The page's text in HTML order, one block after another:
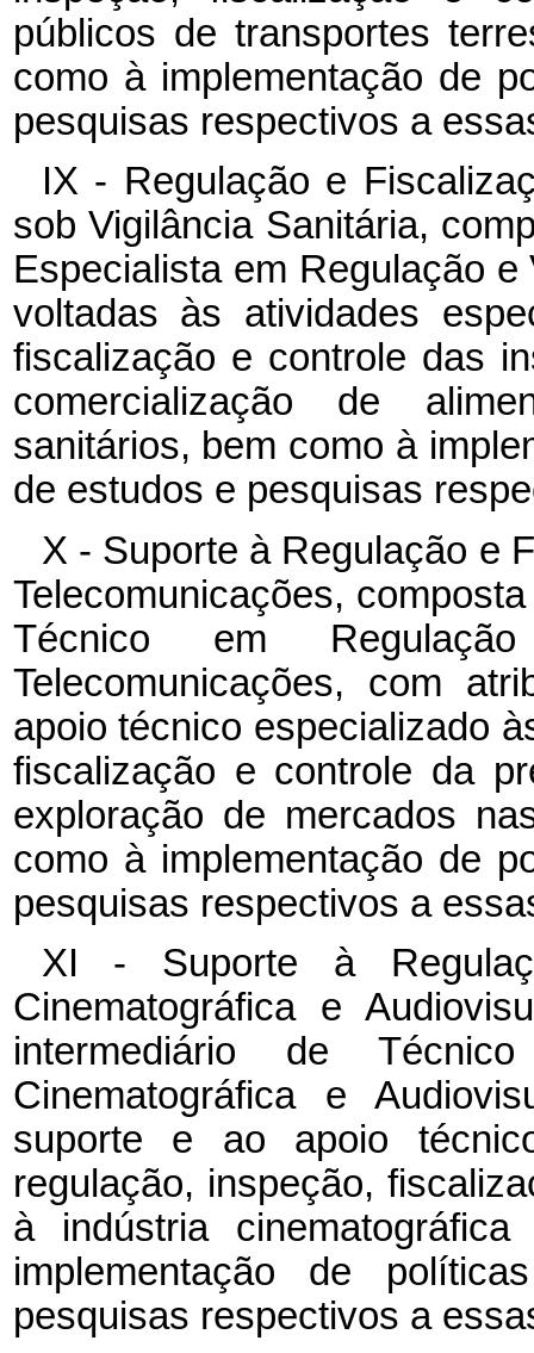
públicos de transportes
como à implementação de
pesquisas respectivos a
IX - Regulação e
sob Vigilância Sanitária,
Especialista em Regulação
voltadas às atividades
fiscalização e controle das
comercialização de
sanitários, bem como à
de estudos e pesquisas
X - Suporte à Regulação e
Telecomunicações,
Técnico em
Telecomunicações, com
apoio técnico especializado
fiscalização e controle da
exploração de mercados
como à implementação de
pesquisas respectivos a
XI - Suporte à
Cinematográfica e
intermediário de
Cinematográfica e
suporte e ao apoio
regulação, inspeção,
à indústria
implementação de
pesquisas respectivos a